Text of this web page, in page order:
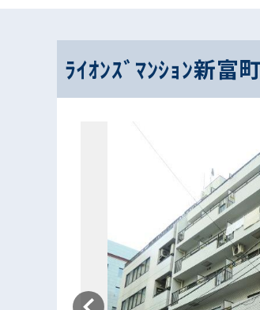
ﾗｲｵﾝｽﾞﾏﾝｼｮﾝ新富